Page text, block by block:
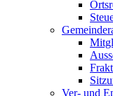
Ver- und